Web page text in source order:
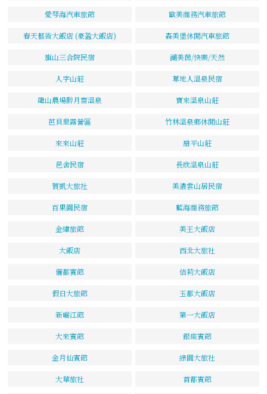
愛琴海汽車旅館 歐美商務汽車旅館
春天藝術大飯店 (豪盈大飯店) 森美堡休閒汽車旅館
旗山三合院民宿 湖美茵/快樂/天然
人字山莊 草地人溫泉民宿
龍山農場醉月齋溫泉 寶來溫泉山莊
芭貝里露營區 竹林溫泉鄉休閒山莊
來來山莊 扇平山莊
邑舍民宿 長欣溫泉山莊
賀凱大旅社 美濃雲山居民宿
百果園民宿 藍海商務旅館
金緯旅館 美王大飯店
大飯店 西北大旅社
儷都賓館 佶莉大飯店
假日大旅館 玉都大飯店
新崛江館 第一大飯店
大來賓館 銀座賓館
金月仙賓館 綠園大旅社
大華旅社 首都賓館